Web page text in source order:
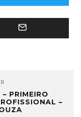
PRIMEIRO
–